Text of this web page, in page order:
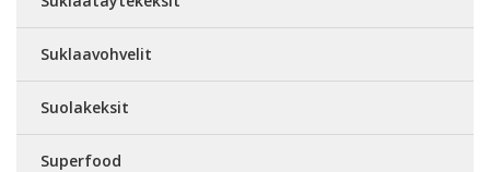
Suklaavohvelit
Suolakeksit
Superfood